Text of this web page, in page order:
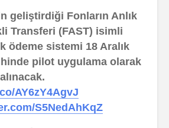
geliştirdiği Fonların Anlık
Transferi (FAST) isimli
ödeme sistemi 18 Aralık
pilot uygulama olarak
AY6zY4AgvJ
S5NedAhKqZ